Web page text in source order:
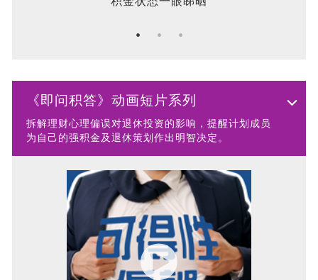
《即问积答》动画短片系列
拆解理财心理偏误对退休投资的影响，提醒计划成员
为自己的强积金及退休策划作出明智决定。